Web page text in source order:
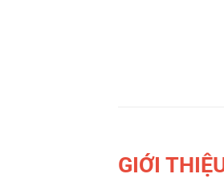
GIỚI